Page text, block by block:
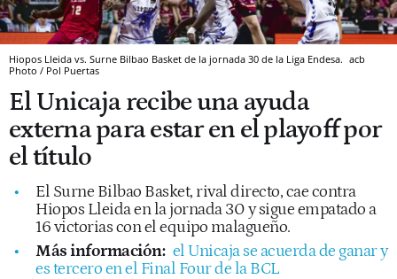
Hiopos Lleida vs. Surne Bilbao Basket de la jornada 30 de la Liga Endesa. acb
Photo / Pol Puertas
El Unicaja recibe una ayuda
externa para estar en el playoff por
el título
El Surne Bilbao Basket, rival directo, cae contra
Hiopos Lleida en la jornada 30 y sigue empatado a
16 victorias con el equipo malagueño.
Más información: el Unicaja se acuerda de ganar y
es tercero en el Final Four de la BCL